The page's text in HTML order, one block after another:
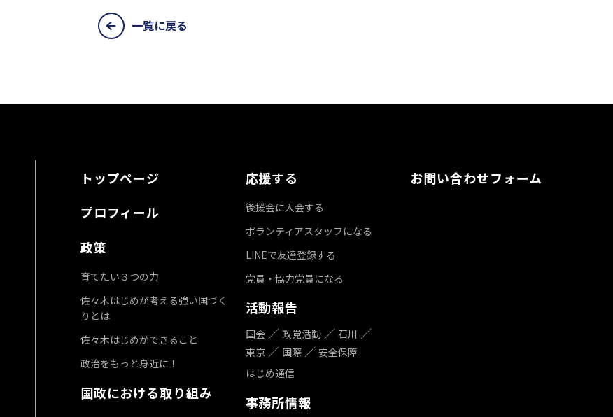
一覧に戻る
トップページ
プロフィール
政策
育てたい３つの力
佐々木はじめが考える強い国づく
りとは
佐々木はじめができること
政治をもっと身近に！
国政における取り組み
応援する
後援会に入会する
ボランティアスタッフになる
LINEで友達登録する
党員・協力党員になる
活動報告
国会 政党活動
石川
東京
国際
安全保障
はじめ通信
事務所情報
お問い合わせフォーム